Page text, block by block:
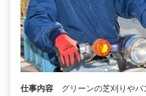
仕事内容
グリーンの芝刈りや